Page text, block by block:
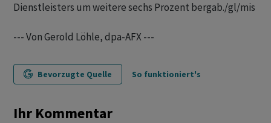
Dienstleisters um weitere sechs Prozent bergab./gl/mis
--- Von Gerold Löhle, dpa-AFX ---
Bevorzugte Quelle So funktioniert's
Ihr Kommentar